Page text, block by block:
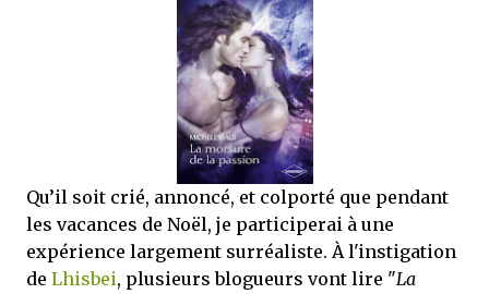
que Thomas connaissait et appréciait Olivier. Marlowe découvre une ville qu’il
ne connaissait pas, habitée par la méfiance, la peur et le rigorisme de la Ligue,
une ville pleine de mystères et de vieilles rancœurs. La Dame d...
Qu’il soit crié, annoncé, et colporté que pendant
les vacances de Noël, je participerai à une
expérience largement surréaliste. À l'instigation
de Lhisbei, plusieurs blogueurs vont lire "La